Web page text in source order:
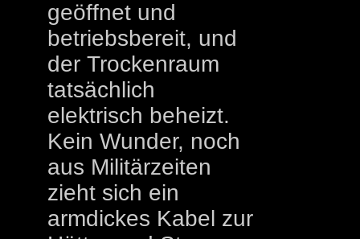
geöffnet und
betriebsbereit, und
der Trockenraum
tatsächlich
elektrisch beheizt.
Kein Wunder, noch
aus Militärzeiten
zieht sich ein
armdickes Kabel zur